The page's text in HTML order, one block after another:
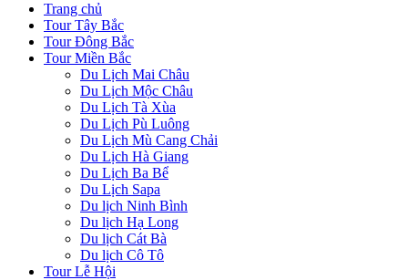
Trang chủ
Tour Tây Bắc
Tour Đông Bắc
Tour Miền Bắc
Du Lịch Mai Châu
Du Lịch Mộc Châu
Du Lịch Tà Xùa
Du Lịch Pù Luông
Du Lịch Mù Cang Chải
Du Lịch Hà Giang
Du Lịch Ba Bể
Du Lịch Sapa
Du lịch Ninh Bình
Du lịch Hạ Long
Du lịch Cát Bà
Du lịch Cô Tô
Tour Lễ Hội